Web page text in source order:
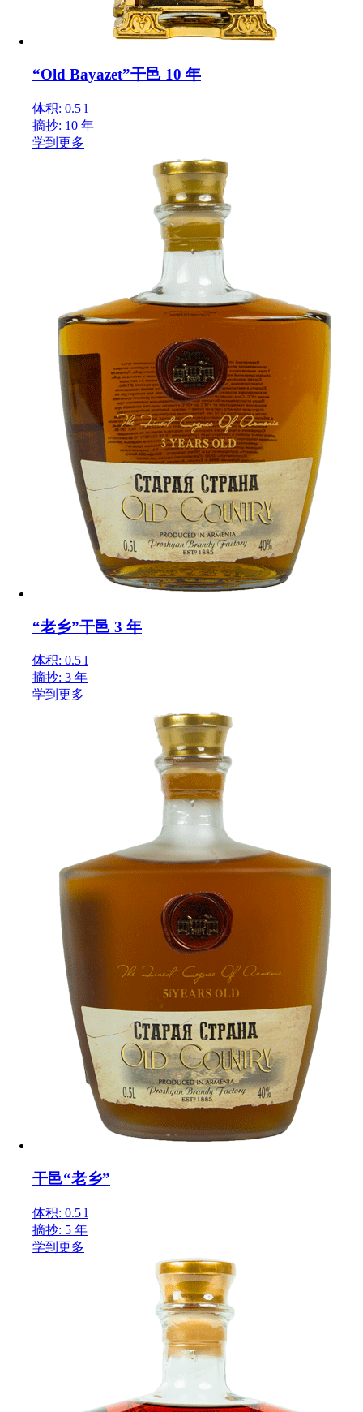
“Old Bayazet”干邑 10 年
体积: 0.5 l
摘抄: 10 年
学到更多
“老乡”干邑 3 年
体积: 0.5 l
摘抄: 3 年
学到更多
干邑“老乡”
体积: 0.5 l
摘抄: 5 年
学到更多